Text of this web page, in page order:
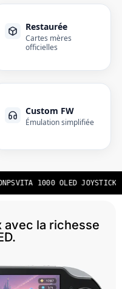
Restaurée
Cartes mères
officielles
Custom FW
Émulation simplifiée
PSVITA 1000 OLED JOYSTICK
avec la richesse